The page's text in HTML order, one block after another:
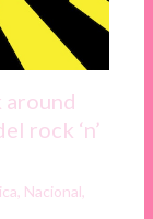
around
rock ‘n’
, Nacional,